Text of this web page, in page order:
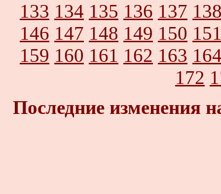
133 134 135 136 137
146 147 148 149 150
159 160 161 162 163
172
Последние изменения